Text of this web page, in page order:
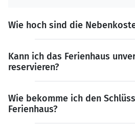
Wie hoch sind die
Kann ich das Ferienhaus
reservieren?
Wie bekomme ich den
Ferienhaus?